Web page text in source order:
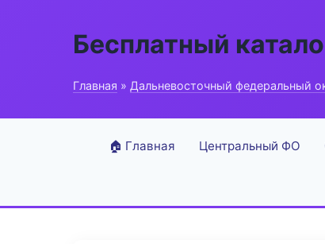
Бесплатный
Главная » Дальневосточный федеральный
🏠 Главная Центральный ФО